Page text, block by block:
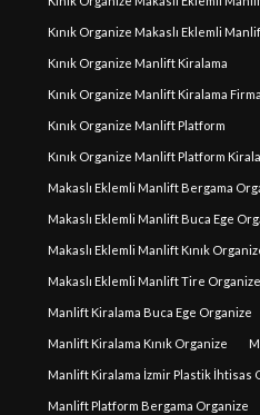
Kınık Organize Makaslı Eklemli
Kınık Organize Manlift Kiralama
Kınık Organize Manlift Kiralama
Kınık Organize Manlift Platform
Kınık Organize Manlift Platform
Makaslı Eklemli Manlift Bergama
Makaslı Eklemli Manlift Buca Ege
Makaslı Eklemli Manlift Kınık
Makaslı Eklemli Manlift Tire Organize
Manlift Kiralama Buca Ege Organize
Manlift Kiralama Kınık Organize
Manlift Kiralama İzmir Plastik İhtisas
Manlift Platform Bergama Organize